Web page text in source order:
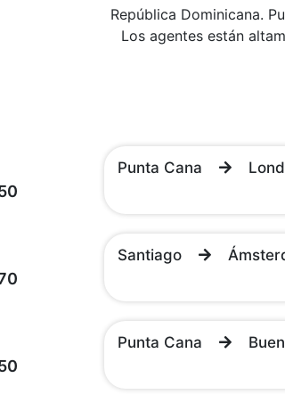
República Dominicana.
Los agentes están
Punta Cana
Santiago
Punta Cana